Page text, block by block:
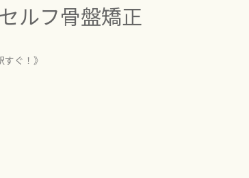
ルフ骨盤矯正
ぐ！》